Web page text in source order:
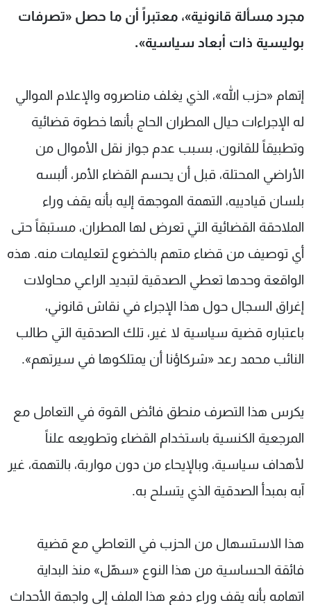
مجرد مسألة قانونية»، معتبراً أن ما حصل «تصرفات
بوليسية ذات أبعاد سياسية».
إتهام «حزب الله»، الذي يغلف مناصروه والإعلام الموالي
له الإجراءات حيال المطران الحاج بأنها خطوة قضائية
وتطبيقاً للقانون، بسبب عدم جواز نقل الأموال من
الأراضي المحتلة، قبل أن يحسم القضاء الأمر، ألبسه
بلسان قيادييه، التهمة الموجهة إليه بأنه يقف وراء
الملاحقة القضائية التي تعرض لها المطران، مستبقاً حتى
أي توصيف من قضاء متهم بالخضوع لتعليمات منه. هذه
الواقعة وحدها تعطي الصدقية لتبديد الراعي محاولات
إغراق السجال حول هذا الإجراء في نقاش قانوني،
باعتباره قضية سياسية لا غير، تلك الصدقية التي طالب
النائب محمد رعد «شركاؤنا أن يمتلكوها في سيرتهم».
يكرس هذا التصرف منطق فائض القوة في التعامل مع
المرجعية الكنسية باستخدام القضاء وتطويعه علناً
لأهداف سياسية، وبالإيحاء من دون مواربة، بالتهمة، غير
آبه بمبدأ الصدقية الذي يتسلح به.
هذا الاستسهال من الحزب في التعاطي مع قضية
فائقة الحساسية من هذا النوع «سهّل» منذ البداية
اتهامه بأنه يقف وراء دفع هذا الملف إلى واجهة الأحداث